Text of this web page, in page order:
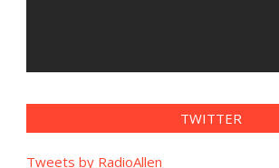
TWITTER
Tweets by RadioAllen